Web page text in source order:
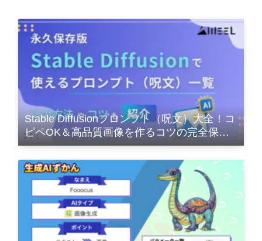
Stable Diffusionプロンプト（呪文）大全！コ
ピペOK＆高品質画像を作るコツの完全保存
版